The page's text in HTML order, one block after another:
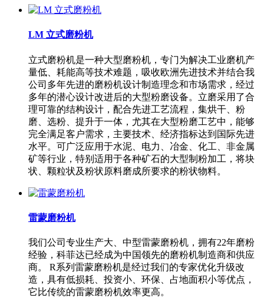
LM 立式磨粉机
立式磨粉机是一种大型磨粉机，专门为解决工业磨机产
量低、耗能高等技术难题，吸收欧洲先进技术并结合我
公司多年先进的磨粉机设计制造理念和市场需求，经过
多年的潜心设计改进后的大型粉磨设备。立磨采用了合
理可靠的结构设计，配合先进工艺流程，集烘干、粉
磨、选粉、提升于一体，尤其在大型粉磨工艺中，能够
完全满足客户需求，主要技术、经济指标达到国际先进
水平。可广泛应用于水泥、电力、冶金、化工、非金属
矿等行业，特别适用于各种矿石的大型制粉加工，将块
状、颗粒状及粉状原料磨成所要求的粉状物料。
雷蒙磨粉机
我们公司专业生产大、中型雷蒙磨粉机，拥有22年磨粉
经验，科菲达已经成为中国领先的磨粉机制造商和供应
商。 R系列雷蒙磨粉机是经过我们的专家优化升级改
造，具有低损耗、投资小、环保、占地面积小等优点，
它比传统的雷蒙磨粉机效率更高。